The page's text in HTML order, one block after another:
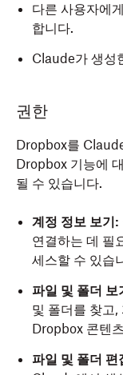
다른 사용자에
합니다.
Claude가 생성
권한
Dropbox를
Dropbox 기능에
될 수 있습니다.
계정 정보 보기:
연결하는 데 필
세스할 수 있습
파일 및 폴더 보
및 폴더를 찾고
Dropbox 콘텐
파일 및 폴더 편